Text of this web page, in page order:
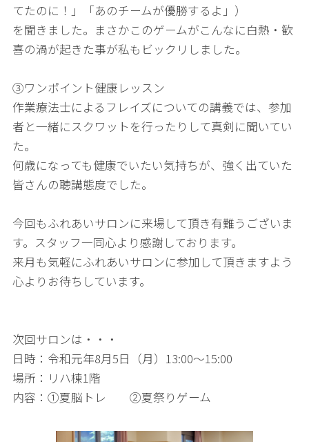
てたのに！」「あのチームが優勝するよ」）
を聞きました。まさかこのゲームがこんなに白熱・歓
喜の渦が起きた事が私もビックリしました。
③ワンポイント健康レッスン
作業療法士によるフレイズについての講義では、参加
者と一緒にスクワットを行ったりして真剣に聞いてい
た。
何歳になっても健康でいたい気持ちが、強く出ていた
皆さんの聴講態度でした。
今回もふれあいサロンに来場して頂き有難うございま
す。スタッフ一同心より感謝しております。
来月も気軽にふれあいサロンに参加して頂きますよう
心よりお待ちしています。
次回サロンは・・・
日時：令和元年8月5日（月）13:00～15:00
場所：リハ棟1階
内容：①夏脳トレ ②夏祭りゲーム